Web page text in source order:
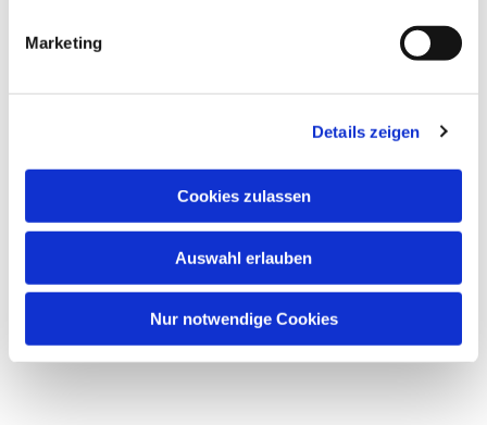
Marketing
Details zeigen
Cookies zulassen
Auswahl erlauben
Nur notwendige Cookies
interessieren